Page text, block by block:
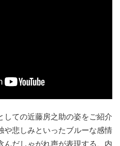
しての近藤房之助の姿をご紹介
や悲しみといったブルーな感情
んだしゃがれ声が表現する、内